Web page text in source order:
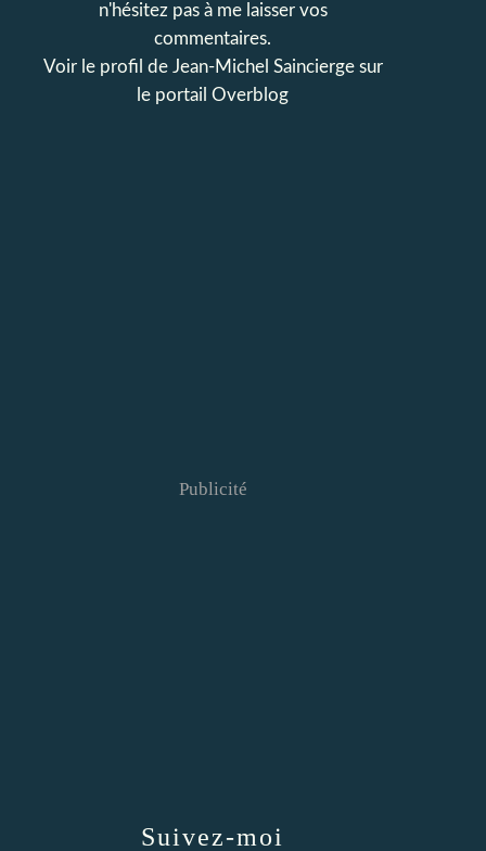
n'hésitez pas à me laisser vos
commentaires.
Voir le profil de Jean-Michel Sainciergesur
le portail Overblog
Suivez-moi
Publicité